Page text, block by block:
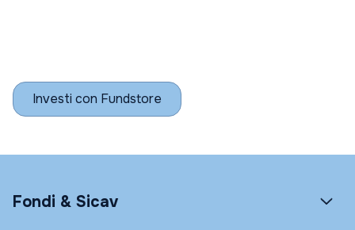
Investi con Fundstore
Fondi & Sicav